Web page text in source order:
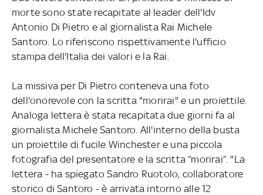
morte sono state recapitate al leader dell'Idv
Antonio Di Pietro e al giornalista Rai Michele
Santoro. Lo riferiscono rispettivamente l'ufficio
stampa dell'Italia dei valori e la Rai.
La missiva per Di Pietro conteneva una foto
dell'onorevole con la scritta "morirai" e un proiettile.
Analoga lettera è stata recapitata due giorni fa al
giornalista Michele Santoro. All'interno della busta
un proiettile di fucile Winchester e una piccola
fotografia del presentatore e la scritta “morirai”. "La
lettera - ha spiegato Sandro Ruotolo, collaboratore
storico di Santoro - è arrivata intorno alle 12